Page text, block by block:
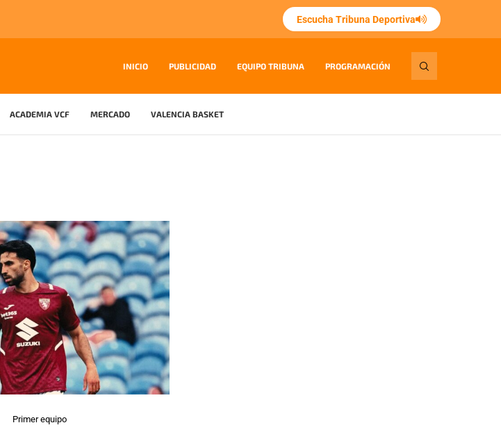
Escucha Tribuna Deportiva
INICIO PUBLICIDAD EQUIPO TRIBUNA PROGRAMACIÓN
ACADEMIA VCF MERCADO VALENCIA BASKET
Primer equipo